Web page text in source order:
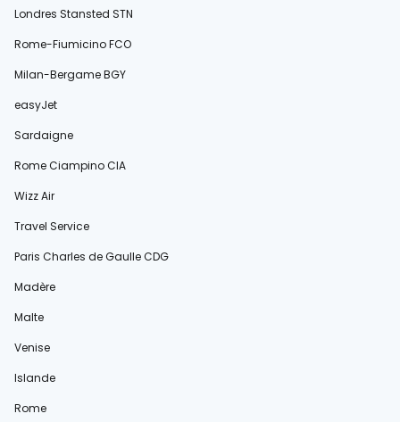
Londres Stansted STN
Rome-Fiumicino FCO
Milan-Bergame BGY
easyJet
Sardaigne
Rome Ciampino CIA
Wizz Air
Travel Service
Paris Charles de Gaulle CDG
Madère
Malte
Venise
Islande
Rome